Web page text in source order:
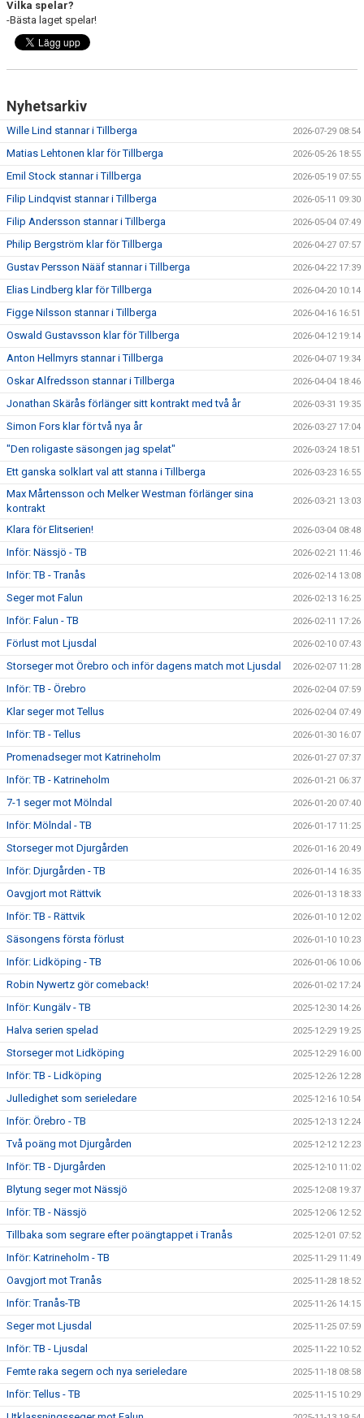
Vilka spelar?
-Bästa laget spelar!
Nyhetsarkiv
Wille Lind stannar i Tillberga 2026-07-29 08:54
Matias Lehtonen klar för Tillberga 2026-05-26 18:55
Emil Stock stannar i Tillberga 2026-05-19 07:55
Filip Lindqvist stannar i Tillberga 2026-05-11 09:30
Filip Andersson stannar i Tillberga 2026-05-04 07:49
Philip Bergström klar för Tillberga 2026-04-27 07:57
Gustav Persson Nääf stannar i Tillberga 2026-04-22 17:39
Elias Lindberg klar för Tillberga 2026-04-20 10:14
Figge Nilsson stannar i Tillberga 2026-04-16 16:51
Oswald Gustavsson klar för Tillberga 2026-04-12 19:14
Anton Hellmyrs stannar i Tillberga 2026-04-07 19:34
Oskar Alfredsson stannar i Tillberga 2026-04-04 18:46
Jonathan Skärås förlänger sitt kontrakt med två år 2026-03-31 19:35
Simon Fors klar för två nya år 2026-03-27 17:04
"Den roligaste säsongen jag spelat" 2026-03-24 18:51
Ett ganska solklart val att stanna i Tillberga 2026-03-23 16:55
Max Mårtensson och Melker Westman förlänger sina
kontrakt
2026-03-21 13:03
Klara för Elitserien! 2026-03-04 08:48
Inför: Nässjö - TB 2026-02-21 11:46
Inför: TB - Tranås 2026-02-14 13:08
Seger mot Falun 2026-02-13 16:25
Inför: Falun - TB 2026-02-11 17:26
Förlust mot Ljusdal 2026-02-10 07:43
Storseger mot Örebro och inför dagens match mot Ljusdal 2026-02-07 11:28
Inför: TB - Örebro 2026-02-04 07:59
Klar seger mot Tellus 2026-02-04 07:49
Inför: TB - Tellus 2026-01-30 16:07
Promenadseger mot Katrineholm 2026-01-27 07:37
Inför: TB - Katrineholm 2026-01-21 06:37
7-1 seger mot Mölndal 2026-01-20 07:40
Inför: Mölndal - TB 2026-01-17 11:25
Storseger mot Djurgården 2026-01-16 20:49
Inför: Djurgården - TB 2026-01-14 16:35
Oavgjort mot Rättvik 2026-01-13 18:33
Inför: TB - Rättvik 2026-01-10 12:02
Säsongens första förlust 2026-01-10 10:23
Inför: Lidköping - TB 2026-01-06 10:06
Robin Nywertz gör comeback! 2026-01-02 17:24
Inför: Kungälv - TB 2025-12-30 14:26
Halva serien spelad 2025-12-29 19:25
Storseger mot Lidköping 2025-12-29 16:00
Inför: TB - Lidköping 2025-12-26 12:28
Julledighet som serieledare 2025-12-16 10:54
Inför: Örebro - TB 2025-12-13 12:24
Två poäng mot Djurgården 2025-12-12 12:23
Inför: TB - Djurgården 2025-12-10 11:02
Blytung seger mot Nässjö 2025-12-08 19:37
Inför: TB - Nässjö 2025-12-06 12:52
Tillbaka som segrare efter poängtappet i Tranås 2025-12-01 07:52
Inför: Katrineholm - TB 2025-11-29 11:49
Oavgjort mot Tranås 2025-11-28 18:52
Inför: Tranås-TB 2025-11-26 14:15
Seger mot Ljusdal 2025-11-25 07:59
Inför: TB - Ljusdal 2025-11-22 10:52
Femte raka segern och nya serieledare 2025-11-18 08:58
Inför: Tellus - TB 2025-11-15 10:29